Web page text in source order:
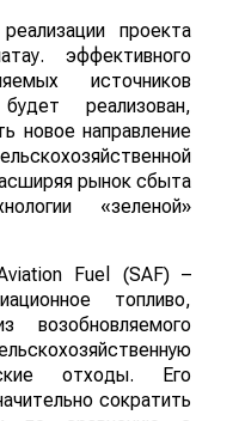
проекта
эффективного
источников
реализован,
новое направление
рынок сбыта
«зеленой»
Fuel (SAF) –
топливо,
возобновляемого
отходы. Его
сократить